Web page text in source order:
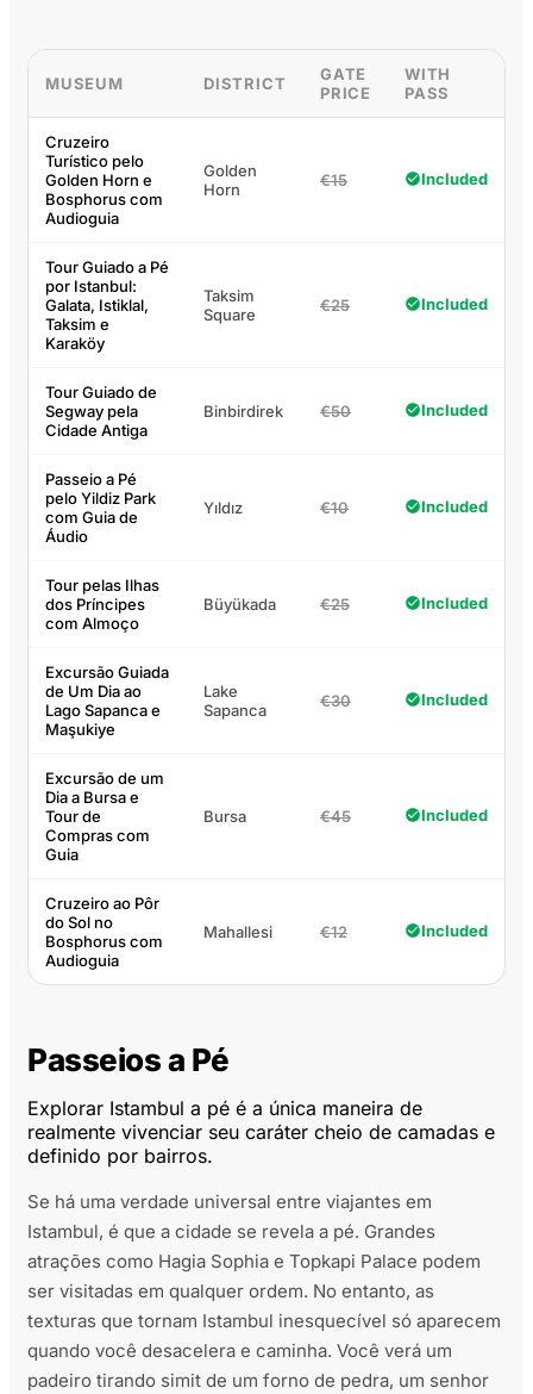
MUSEUM DISTRICT
GATE
PRICE
WITH
PASS
Cruzeiro
Turístico pelo
Golden Horn e
Bosphorus com
Audioguia
Golden
Horn
€15 Included
Tour Guiado a Pé
por Istanbul:
Galata, Istiklal,
Taksim e
Karaköy
Taksim
Square
€25 Included
Tour Guiado de
Segway pela
Cidade Antiga
Binbirdirek €50 Included
Passeio a Pé
pelo Yildiz Park
com Guia de
Áudio
Yıldız €10 Included
Tour pelas Ilhas
dos Príncipes
com Almoço
Büyükada €25 Included
Excursão Guiada
de Um Dia ao
Lago Sapanca e
Maşukiye
Lake
Sapanca
€30 Included
Excursão de um
Dia a Bursa e
Tour de
Compras com
Guia
Bursa €45 Included
Cruzeiro ao Pôr
do Sol no
Bosphorus com
Audioguia
Mahallesi €12 Included
Passeios a Pé
Explorar Istambul a pé é a única maneira de
realmente vivenciar seu caráter cheio de camadas e
definido por bairros.
Se há uma verdade universal entre viajantes em
Istambul, é que a cidade se revela a pé. Grandes
atrações como Hagia Sophia e Topkapi Palace podem
ser visitadas em qualquer ordem. No entanto, as
texturas que tornam Istambul inesquecível só aparecem
quando você desacelera e caminha. Você verá um
padeiro tirando simit de um forno de pedra, um senhor